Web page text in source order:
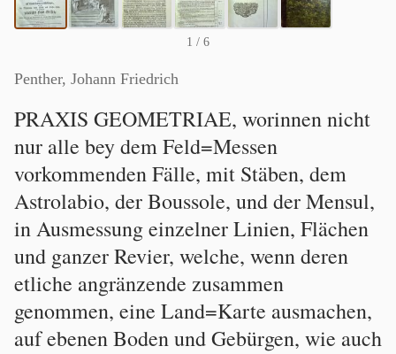
1 / 6
Penther, Johann Friedrich
PRAXIS GEOMETRIAE, worinnen nicht
nur alle bey dem Feld=Messen
vorkommenden Fälle, mit Stäben, dem
Astrolabio, der Boussole, und der Mensul,
in Ausmessung einzelner Linien, Flächen
und ganzer Revier, welche, wenn deren
etliche angränzende zusammen
genommen, eine Land=Karte ausmachen,
auf ebenen Boden und Gebürgen, wie auch